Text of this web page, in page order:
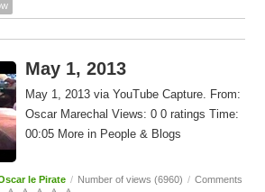
May 1, 2013
May 1, 2013 via YouTube Capture. From:
Oscar Marechal Views: 0 0 ratings Time:
00:05 More in People & Blogs
le Pirate / Number of views (6960) / Comments